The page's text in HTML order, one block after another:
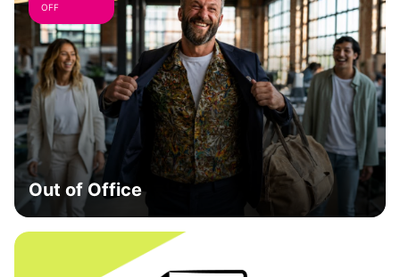
OFF
Out of Office